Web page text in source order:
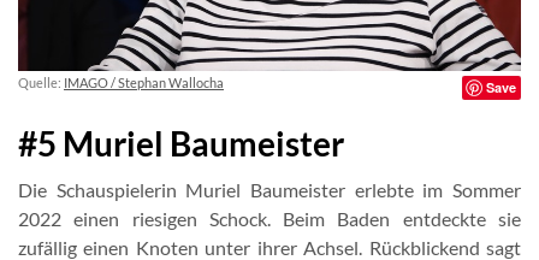
Quelle: IMAGO / Stephan Wallocha Save
#5 Muriel Baumeister
Die Schauspielerin Muriel Baumeister erlebte im Sommer
2022 einen riesigen Schock. Beim Baden entdeckte sie
zufällig einen Knoten unter ihrer Achsel. Rückblickend sagt